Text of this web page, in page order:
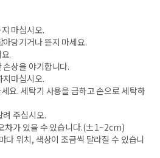
마십시오.
당기거나 뜯지 마세요.
.
상을 야기합니다.
지마십시오.
요. 세탁기 사용을 금하고 손으로 세탁하
려 주십시오.
차가 있을 수 있습니다.(±1~2cm)
다 위치, 색상이 조금씩 달라질 수 있습니